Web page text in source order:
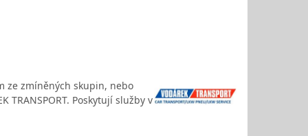
ze zmíněných skupin, nebo
Poskytují služby v